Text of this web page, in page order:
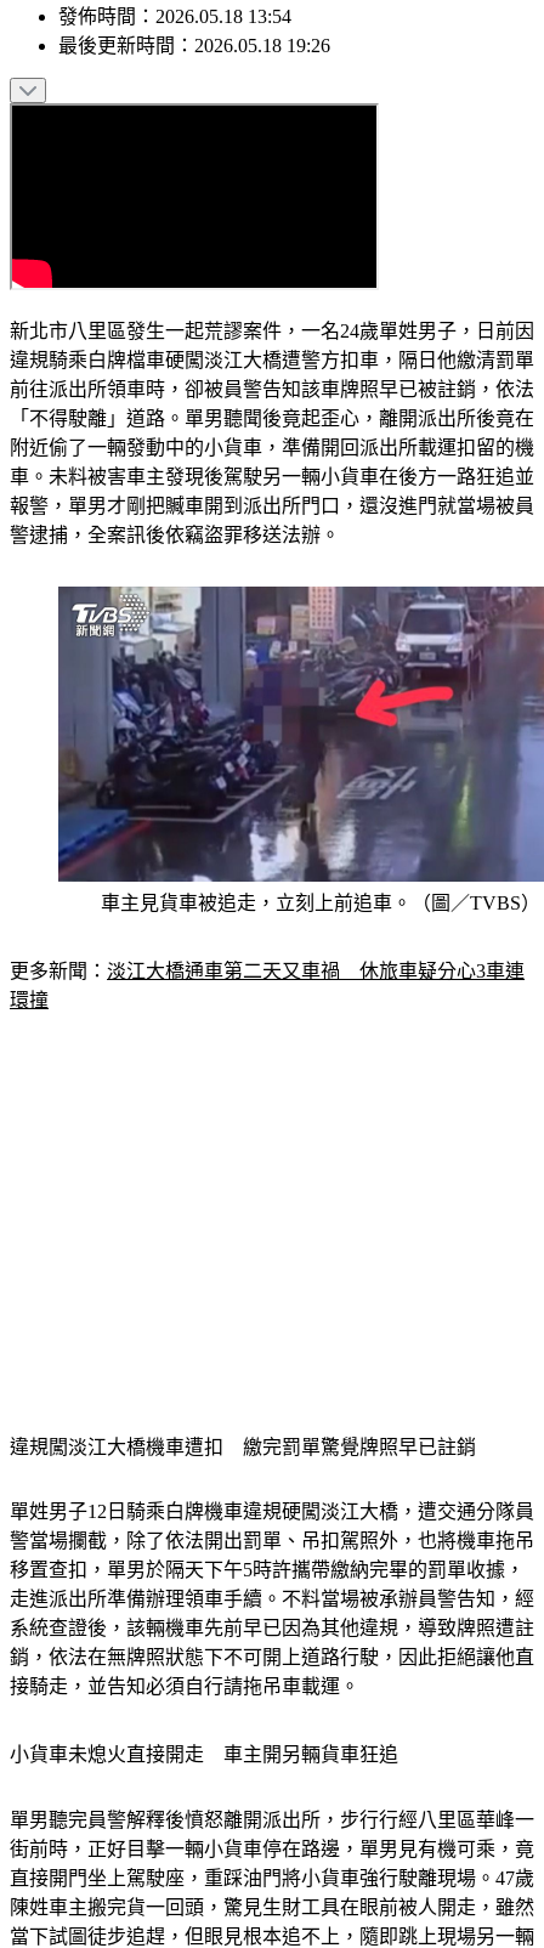
發佈時間： 2026.05.18 13:54
最後更新時間： 2026.05.18 19:26
新北市八里區發生一起荒謬案件，一名24歲單姓男子，日前因
違規騎乘白牌檔車硬闖淡江大橋遭警方扣車，隔日他繳清罰單
前往派出所領車時，卻被員警告知該車牌照早已被註銷，依法
「不得駛離」道路。單男聽聞後竟起歪心，離開派出所後竟在
附近偷了一輛發動中的小貨車，準備開回派出所載運扣留的機
車。未料被害車主發現後駕駛另一輛小貨車在後方一路狂追並
報警，單男才剛把贓車開到派出所門口，還沒進門就當場被員
警逮捕，全案訊後依竊盜罪移送法辦。
車主見貨車被追走，立刻上前追車。（圖／TVBS）
更多新聞： 淡江大橋通車第二天又車禍　休旅車疑分心3車連
環撞
違規闖淡江大橋機車遭扣　繳完罰單驚覺牌照早已註銷
單姓男子12日騎乘白牌機車違規硬闖淡江大橋，遭交通分隊員
警當場攔截，除了依法開出罰單、吊扣駕照外，也將機車拖吊
移置查扣，單男於隔天下午5時許攜帶繳納完畢的罰單收據，
走進派出所準備辦理領車手續。不料當場被承辦員警告知，經
系統查證後，該輛機車先前早已因為其他違規，導致牌照遭註
銷，依法在無牌照狀態下不可開上道路行駛，因此拒絕讓他直
接騎走，並告知必須自行請拖吊車載運。
小貨車未熄火直接開走　車主開另輛貨車狂追
單男聽完員警解釋後憤怒離開派出所，步行行經八里區華峰一
街前時，正好目擊一輛小貨車停在路邊，單男見有機可乘，竟
直接開門坐上駕駛座，重踩油門將小貨車強行駛離現場。47歲
陳姓車主搬完貨一回頭，驚見生財工具在眼前被人開走，雖然
當下試圖徒步追趕，但眼見根本追不上，隨即跳上現場另一輛